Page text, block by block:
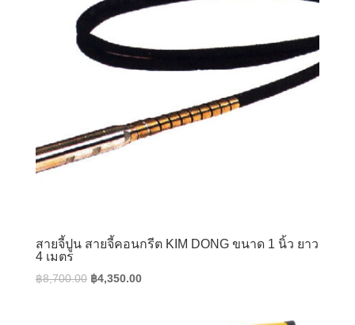
สายจี้ปูน สายจี้คอนกรีต KIM DONG ขนาด 1 นิ้ว ยาว
4 เมตร
฿8,700.00 Original
฿4,350.00Current